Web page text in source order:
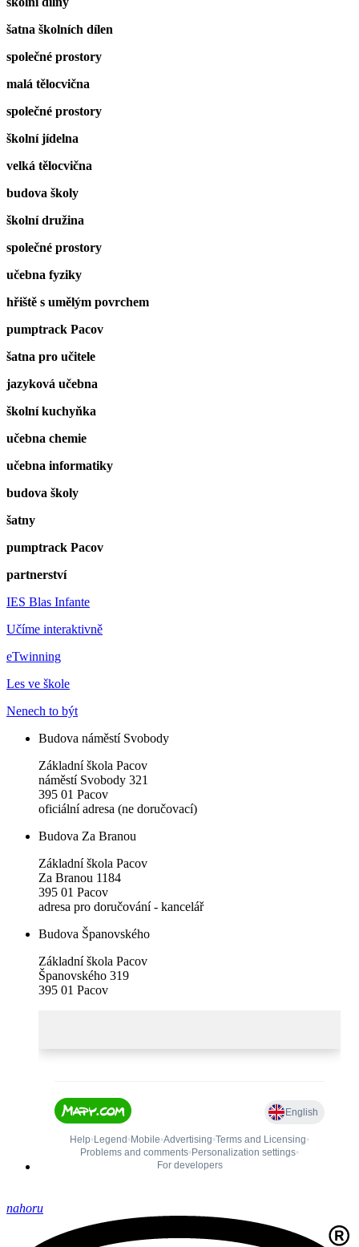
šatna školních dílen
společné prostory
malá tělocvična
společné prostory
školní jídelna
velká tělocvična
budova školy
školní družina
společné prostory
učebna fyziky
hřiště s umělým povrchem
pumptrack Pacov
šatna pro učitele
jazyková učebna
školní kuchyňka
učebna chemie
učebna informatiky
budova školy
šatny
pumptrack Pacov
partnerství
IES Blas Infante
Učíme interaktivně
eTwinning
Les ve škole
Nenech to být
Budova náměstí Svobody
Základní škola Pacov
náměstí Svobody 321
395 01 Pacov
oficiální adresa (ne doručovací)
Budova Za Branou
Základní škola Pacov
Za Branou 1184
395 01 Pacov
adresa pro doručování - kancelář
Budova Španovského
Základní škola Pacov
Španovského 319
395 01 Pacov
nahoru